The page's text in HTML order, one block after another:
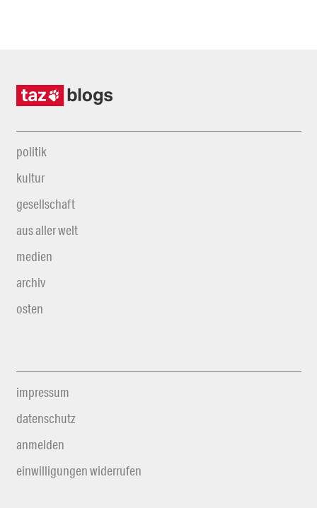
politik
kultur
gesellschaft
aus aller welt
medien
archiv
osten
impressum
datenschutz
anmelden
einwilligungen widerrufen